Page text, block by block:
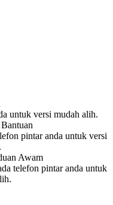
untuk versi mudah alih.
pintar anda untuk versi
telefon pintar anda untuk